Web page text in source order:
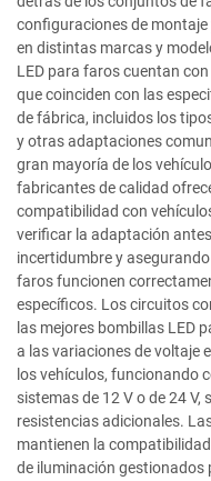
configuraciones de
en distintas marcas y
LED para faros cuentan
que coinciden con las
de fábrica, incluidos los
y otras adaptaciones
gran mayoría de los
fabricantes de calidad
compatibilidad con
verificar la adaptación
incertidumbre y
faros funcionen
específicos. Los circuitos
las mejores bombillas LED
a las variaciones de voltaje
los vehículos, funcionando
sistemas de 12 V o de 24
resistencias adicionales.
mantienen la
de iluminación